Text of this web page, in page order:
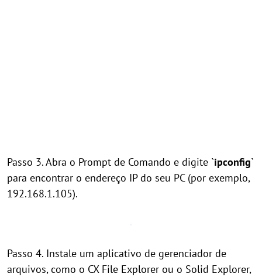
Passo 3. Abra o Prompt de Comando e digite `ipconfig`
para encontrar o endereço IP do seu PC (por exemplo,
192.168.1.105).
Passo 4. Instale um aplicativo de gerenciador de
arquivos, como o CX File Explorer ou o Solid Explorer,